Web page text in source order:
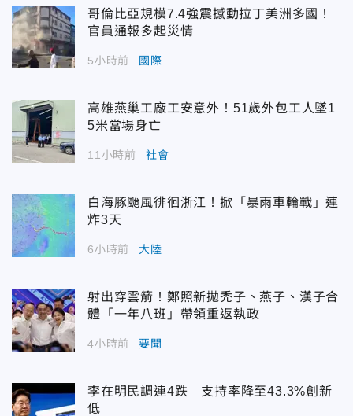
哥倫比亞規模7.4強震撼動拉丁美洲多國！
官員通報多起災情
5小時前 國際
高雄燕巢工廠工安意外！51歲外包工人墜1
5米當場身亡
11小時前 社會
白海豚颱風徘徊浙江！掀「暴雨車輪戰」連
炸3天
6小時前 大陸
射出穿雲箭！鄭照新拋禿子、燕子、漢子合
體「一年八班」帶領重返執政
4小時前 要聞
李在明民調連4跌 支持率降至43.3%創新
低